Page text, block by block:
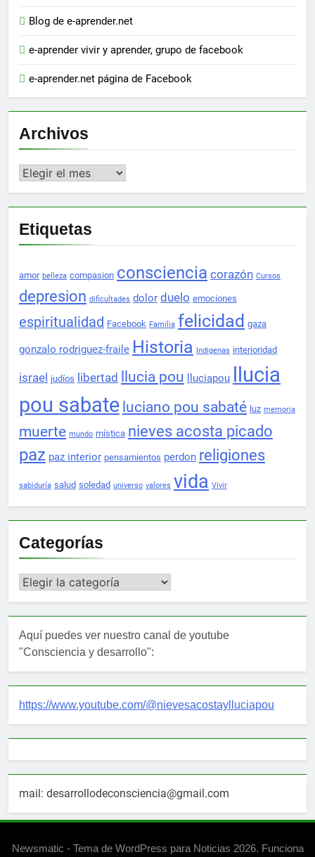
Blog de e-aprender.net
e-aprender vivir y aprender, grupo de facebook
e-aprender.net página de Facebook
Archivos
Archivos
Etiquetas
amor belleza compasion consciencia corazón Cursos
depresion dificultades dolor duelo emociones
espiritualidad Facebook Familia felicidad gaza
gonzalo rodriguez-fraile Historia Indigenas interioridad
israel judíos libertad llucia pou lluciapou
llucia
pou sabate luciano pou sabaté luz memoria
muerte mundo mística nieves acosta picado
paz paz interior pensamientos perdon religiones
sabiduría salud soledad universo valores vida Vivir
Categorías
Categorías
Aquí puedes ver nuestro canal de youtube
"Consciencia y desarrollo":
https://www.youtube.com/@nievesacostaylluciapou
mail: desarrollodeconsciencia@gmail.com
Newsmatic - Tema de WordPress para Noticias 2026. Funciona